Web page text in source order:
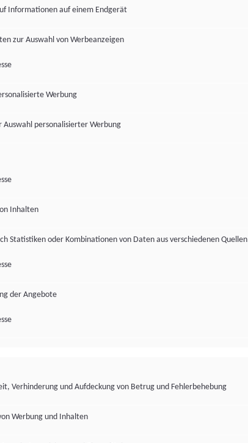
Informationen auf einem Endgerät
zur Auswahl von Werbeanzeigen
Werbung
Auswahl personalisierter Werbung
Inhalten
Statistiken oder Kombinationen von Daten aus verschiedenen Quellen
der Angebote
Verhinderung und Aufdeckung von Betrug und Fehlerbehebung
Werbung und Inhalten